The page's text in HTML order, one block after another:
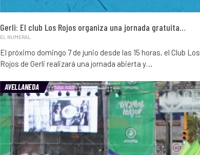
Gerli: El club Los Rojos organiza una jornada gratuita…
EL NUMERAL
El próximo domingo 7 de junio desde las 15 horas, el Club Los
Rojos de Gerli realizará una jornada abierta y…
AVELLANEDA